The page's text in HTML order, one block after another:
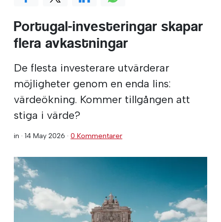
Portugal-investeringar skapar
flera avkastningar
De flesta investerare utvärderar
möjligheter genom en enda lins:
värdeökning. Kommer tillgången att
stiga i värde?
in · 14 May 2026 · 0 Kommentarer